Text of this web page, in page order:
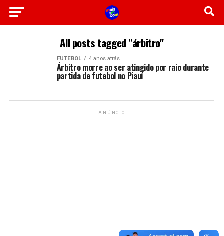
All posts tagged "árbitro"
FUTEBOL 4 anos atrás
Árbitro morre ao ser atingido por raio durante
partida de futebol no Piauí
ANÚNCIO